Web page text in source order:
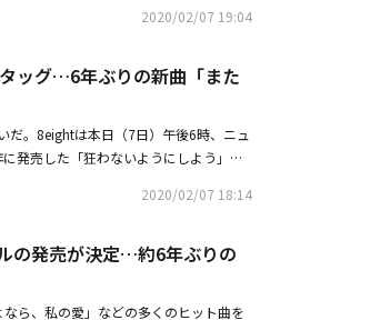
テインメントに所属していた。彼は
8ビートリズムと強烈なロックサウン
ラップが加わった楽曲だ。昨年10周年
パン·シヒョク、Wonderkidとタッグ
ードをプレゼントした。より一層深ま
、俳優チャン・ウスとの結婚は誤報「5
の新曲の曲名についてのヒントが
の新曲を宣伝し、心を和ませる魅力
はBig Hitエンターテインメ
を通じてニューシングル「また愛に騙
が2014年に発表した「狂わないように
臓がない」の発売10周年を記念し、再
2020/02/07 19:04
ッグ…6年ぶりの新曲「また
だ。8eightは本日（7日）午後6時、ニュ
発売した「狂わないようにしよう」以
ン・シヒョク代表、作曲家Wonderkid
を代表する別れのバラードを担ってい
披露してきた音楽のアイデンティティ
別れのバラードを完成させた。また、
2020/02/07 18:14
の発売が決定…約6年ぶりの
ら、私の愛」などの多くのヒット曲を